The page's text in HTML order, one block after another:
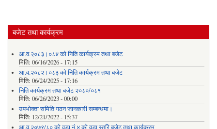
बजेट तथा कार्यक्रम
आ.व.२०८३।०८४ को निति कार्यक्रम तथा बजेट
मिति: 06/16/2026 - 17:15
आ.व.२०८२।०८३ को निति कार्यक्रम तथा बजेट
मिति: 06/24/2025 - 17:16
निति कार्यक्रम तथा बजेट २०८०/०८१
मिति: 06/26/2023 - 00:00
उपभोक्ता समिति गठन जानकारी सम्बन्धमा।
मिति: 12/21/2022 - 15:37
आ.व.२०७९/८० को वडा नं.४ को वडा स्तरि बजेट तथा कार्यक्रम